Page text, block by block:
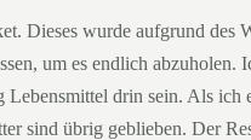
Dieses wurde aufgrund des
um es endlich
drin sein. Als
sind übrig geblieben. Der